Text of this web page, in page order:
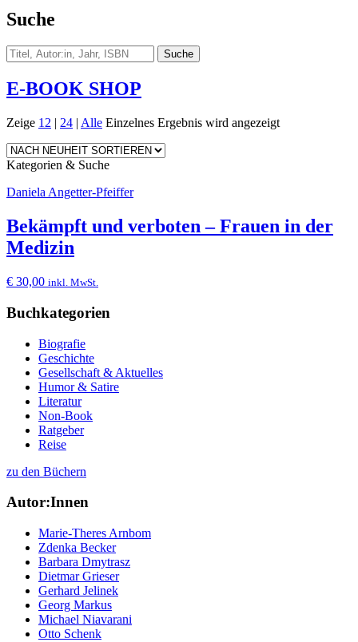
Suche
E-BOOK SHOP
Zeige 12 | 24 | Alle Einzelnes Ergebnis wird angezeigt
Kategorien & Suche
Daniela Angetter-Pfeiffer
Bekämpft und verboten – Frauen in der
Medizin
€ 30,00 inkl. MwSt.
Buchkategorien
Biografie
Geschichte
Gesellschaft & Aktuelles
Humor & Satire
Literatur
Non-Book
Ratgeber
Reise
zu den Büchern
Autor:Innen
Marie-Theres Arnbom
Zdenka Becker
Barbara Dmytrasz
Dietmar Grieser
Gerhard Jelinek
Georg Markus
Michael Niavarani
Otto Schenk